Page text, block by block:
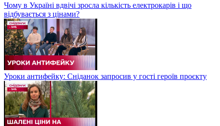
Чому в Україні вдвічі зросла кількість електрокарів і що
відбувається з цінами?
Уроки антифейку: Сніданок запросив у гості героїв проєкту